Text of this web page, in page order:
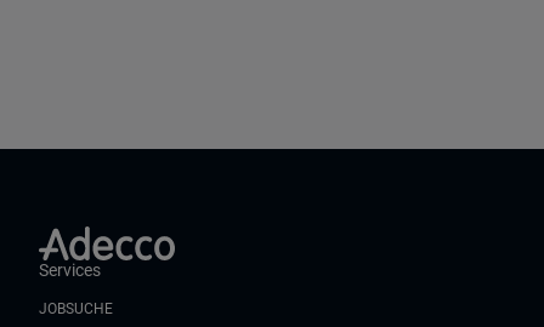
Services
JOBSUCHE